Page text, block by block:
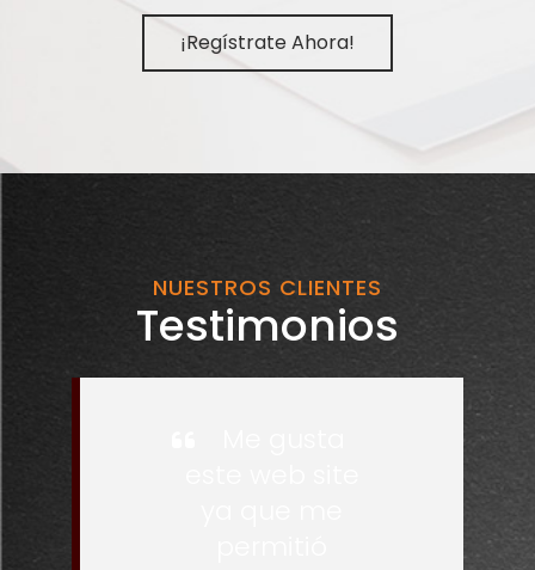
¡Regístrate Ahora!
NUESTROS CLIENTES
Testimonios